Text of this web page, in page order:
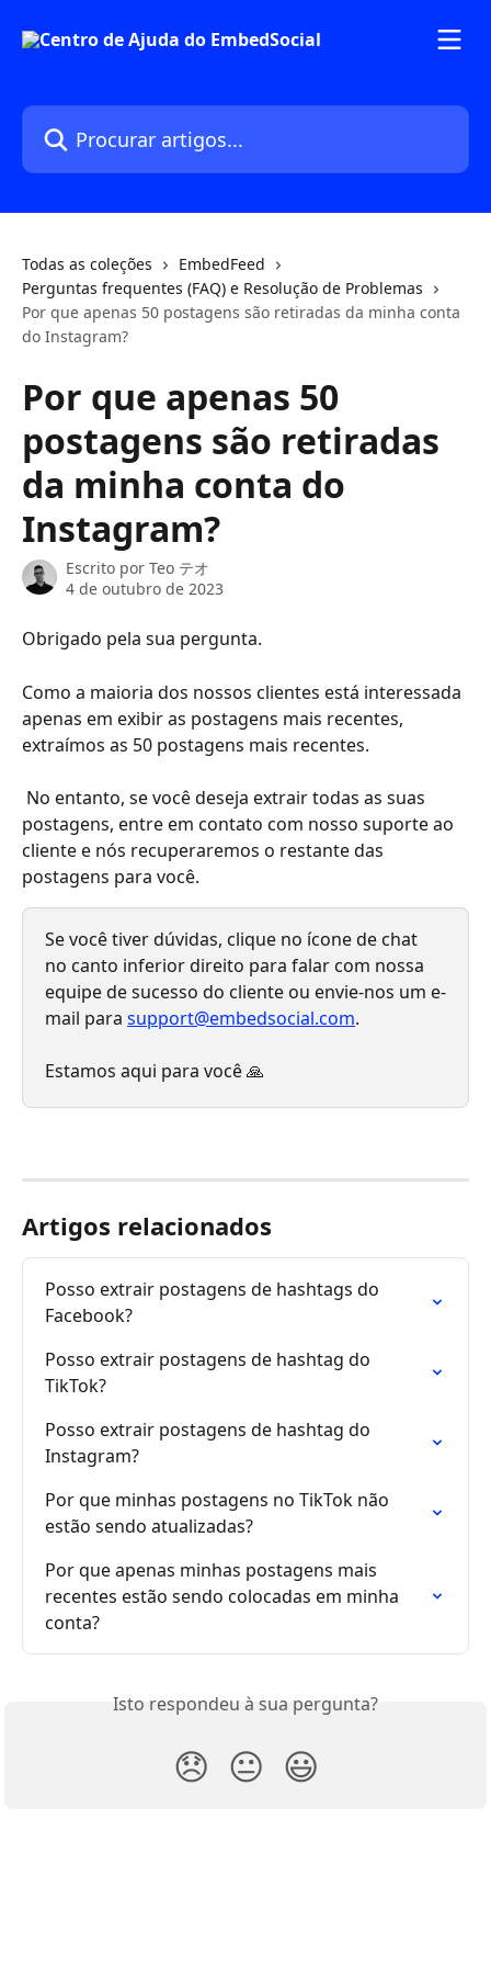
Procurar artigos...
Todas as coleções
EmbedFeed
Perguntas frequentes (FAQ) e Resolução de Problemas
Por que apenas 50 postagens são retiradas da minha conta
do Instagram?
Por que apenas 50
postagens são retiradas
da minha conta do
Instagram?
Escrito por Teo テオ
4 de outubro de 2023
Obrigado pela sua pergunta.
Como a maioria dos nossos clientes está interessada
apenas em exibir as postagens mais recentes,
extraímos as 50 postagens mais recentes.
postagens, entre em contato com nosso suporte ao
cliente e nós recuperaremos o restante das
postagens para você.
Se você tiver dúvidas, clique no ícone de chat
no canto inferior direito para falar com nossa
equipe de sucesso do cliente ou envie-nos um e-
mail para support@embedsocial.com.
Estamos aqui para você 🙏
Artigos relacionados
Posso extrair postagens de hashtags do
Facebook?
Posso extrair postagens de hashtag do
TikTok?
Posso extrair postagens de hashtag do
Instagram?
Por que minhas postagens no TikTok não
estão sendo atualizadas?
Por que apenas minhas postagens mais
recentes estão sendo colocadas em minha
conta?
Isto respondeu à sua pergunta?
😞 😐 😃